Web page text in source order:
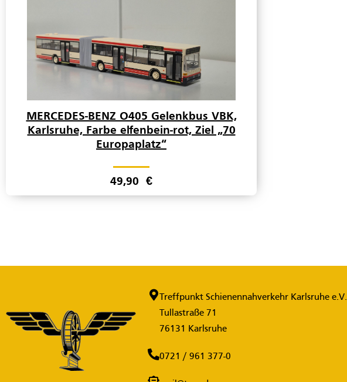
MERCEDES-BENZ O405 Gelenkbus VBK,
Karlsruhe, Farbe elfenbein-rot, Ziel „70
Europaplatz“
49,90 €
Treffpunkt Schienennahverkehr Karlsruhe e.V.
Tullastraße 71
76131 Karlsruhe
0721 / 961 377-0